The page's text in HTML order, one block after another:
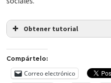
Obtener tutorial
Compártelo:
Correo electrónico